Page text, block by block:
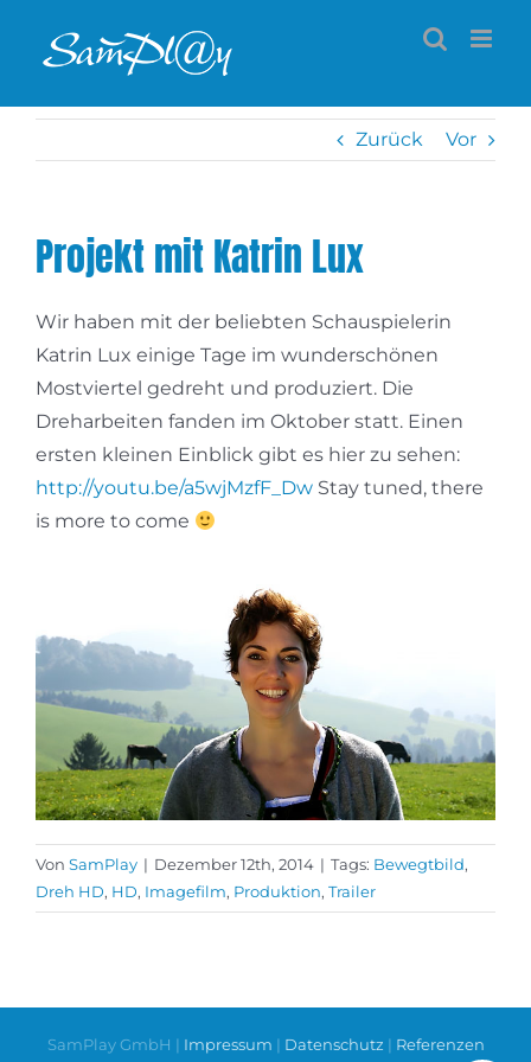
Inhalt
Zurück Vor
Projekt mit Katrin Lux
Wir haben mit der beliebten Schauspielerin
Katrin Lux einige Tage im wunderschönen
Mostviertel gedreht und produziert. Die
Dreharbeiten fanden im Oktober statt. Einen
ersten kleinen Einblick gibt es hier zu sehen:
http://youtu.be/a5wjMzfF_Dw Stay tuned, there
is more to come
Von SamPlay | Dezember 12th, 2014 | Tags: Bewegtbild,
Dreh HD, HD, Imagefilm, Produktion, Trailer
SamPlay GmbH | Impressum | Datenschutz | Referenzen